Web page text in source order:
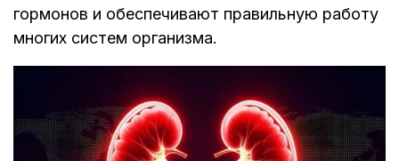
гормонов и обеспечивают правильную работу
многих систем организма.